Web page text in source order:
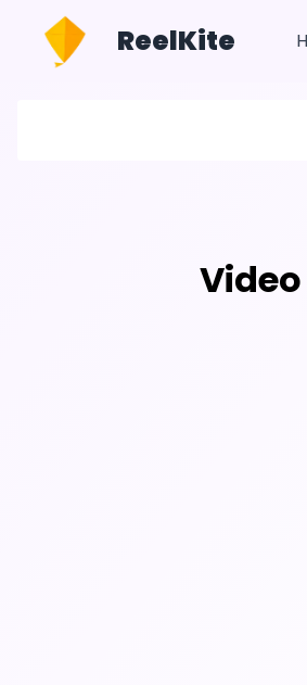
ReelKite